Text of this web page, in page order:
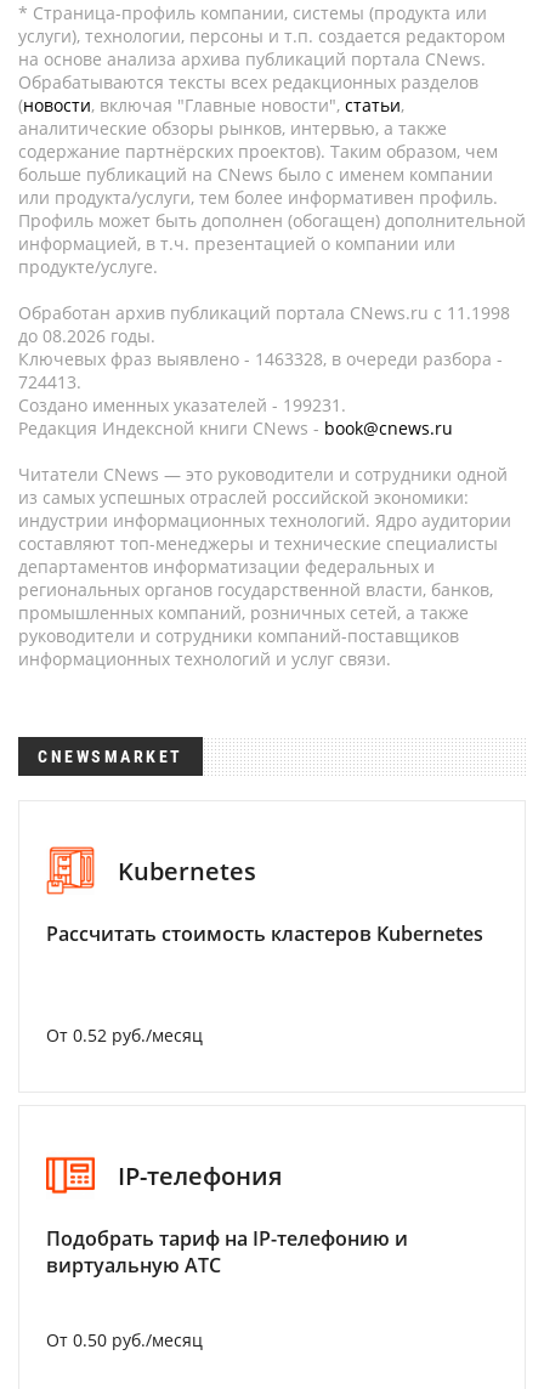
* Страница-профиль компании, системы (продукта или
услуги), технологии, персоны и т.п. создается редактором
на основе анализа архива публикаций портала CNews.
Обрабатываются тексты всех редакционных разделов
(новости, включая "Главные новости", статьи,
аналитические обзоры рынков, интервью, а также
содержание партнёрских проектов). Таким образом, чем
больше публикаций на CNews было с именем компании
или продукта/услуги, тем более информативен профиль.
Профиль может быть дополнен (обогащен) дополнительной
информацией, в т.ч. презентацией о компании или
продукте/услуге.
Обработан архив публикаций портала CNews.ru c 11.1998
до 08.2026 годы.
Ключевых фраз выявлено - 1463328, в очереди разбора -
724413.
Создано именных указателей - 199231.
Редакция Индексной книги CNews - book@cnews.ru
Читатели CNews — это руководители и сотрудники одной
из самых успешных отраслей российской экономики:
индустрии информационных технологий. Ядро аудитории
составляют топ-менеджеры и технические специалисты
департаментов информатизации федеральных и
региональных органов государственной власти, банков,
промышленных компаний, розничных сетей, а также
руководители и сотрудники компаний-поставщиков
информационных технологий и услуг связи.
CNEWSMARKET
Kubernetes
Рассчитать стоимость кластеров Kubernetes
От 0.52 руб./месяц
IP-телефония
Подобрать тариф на IP-телефонию и
виртуальную АТС
От 0.50 руб./месяц